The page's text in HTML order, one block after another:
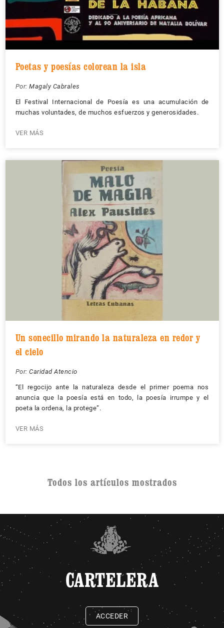
Poetas y poesías colorean la isla
Por: Magaly Cabrales
El Festival Internacional de Poesía es una acumulación de
muchas voluntades, de muchos esfuerzos y generosidades.
VER MÁS
Un sonecillo mirando la naturaleza en redor y
el cielo
Por: Caridad Atencio
“El regocijo ante la naturaleza desde el primer poema nos
anuncia que la poesía está en todo, la poesía irrumpe y el
poeta la ordena, la protege”.
VER MÁS
Todos los artículos mostrados
CARTELERA
ACCEDER